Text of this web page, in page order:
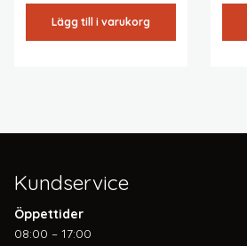
Lägg till i varukorg
Kundservice
Öppettider
08:00 – 17:00